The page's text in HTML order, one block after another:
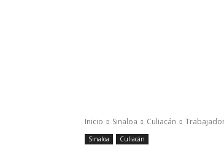
Inicio Sinaloa Culiacán
Sinaloa Culiacán